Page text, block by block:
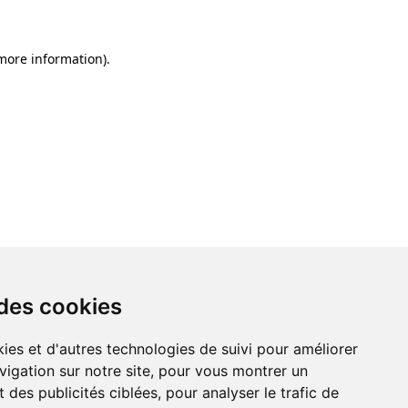
cookies
et d'autres technologies de suivi pour améliorer
sur notre site, pour vous montrer un
des publicités ciblées, pour analyser le trafic de
information).